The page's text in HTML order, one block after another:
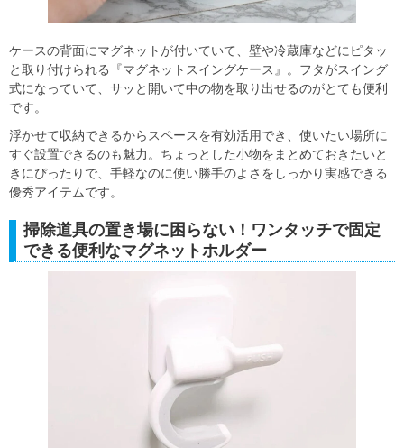
ケースの背面にマグネットが付いていて、壁や冷蔵庫などにピタッ
と取り付けられる『マグネットスイングケース』。フタがスイング
式になっていて、サッと開いて中の物を取り出せるのがとても便利
です。
浮かせて収納できるからスペースを有効活用でき、使いたい場所に
すぐ設置できるのも魅力。ちょっとした小物をまとめておきたいと
きにぴったりで、手軽なのに使い勝手のよさをしっかり実感できる
優秀アイテムです。
掃除道具の置き場に困らない！ワンタッチで固定
できる便利なマグネットホルダー